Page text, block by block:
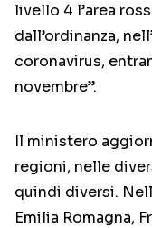
livello 4 l’area
dall’ordinanza,
coronavirus,
novembre”.
Il ministero
regioni, nelle
quindi diversi.
Emilia Romagna,